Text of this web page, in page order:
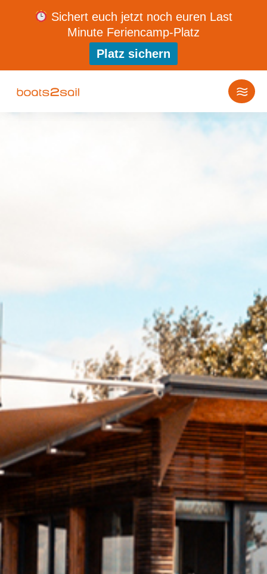
Sichert euch jetzt noch euren Last
Minute Feriencamp-Platz
Platz sichern